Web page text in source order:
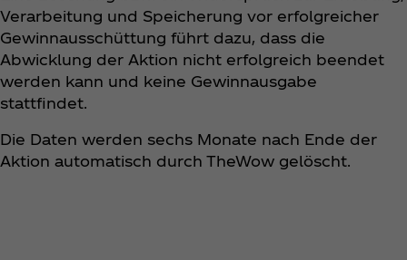
Verarbeitung und Speicherung vor erfolgreicher
Gewinnausschüttung führt dazu, dass die
Abwicklung der Aktion nicht erfolgreich beendet
werden kann und keine Gewinnausgabe
stattfindet.
Die Daten werden sechs Monate nach Ende der
Aktion automatisch durch TheWow gelöscht.